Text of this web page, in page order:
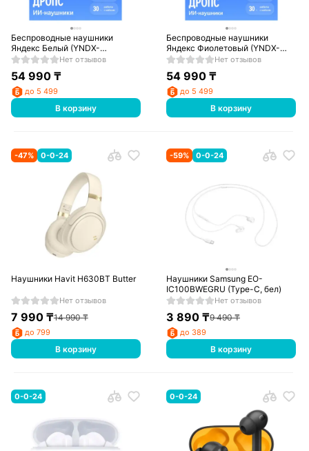
Беспроводные наушники
Яндекс Белый (YNDX-
00150WHT)Нет отзывов
54 990₸
до 5 499
В корзину
Беспроводные наушники
Яндекс Фиолетовый (YNDX-
00150VIO)
Нет отзывов
54 990 ₸
до 5 499
В корзину
-47% 0-0-24
Наушники Havit H630BT Butter
Нет отзывов
7 990₸14 990₸
до 799
В корзину
-59% 0-0-24
Наушники Samsung EO-
IC100BWEGRU (Type-C, бел)
Нет отзывов
3 890 ₸9 490₸
до 389
В корзину
0-0-24 0-0-24